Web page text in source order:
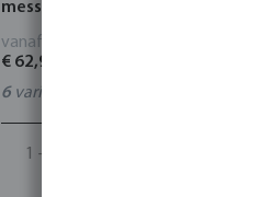
messing DVGW 10 bar
vanaf
€ 62,93
6varianten
1 - 24 van 24 resultaten